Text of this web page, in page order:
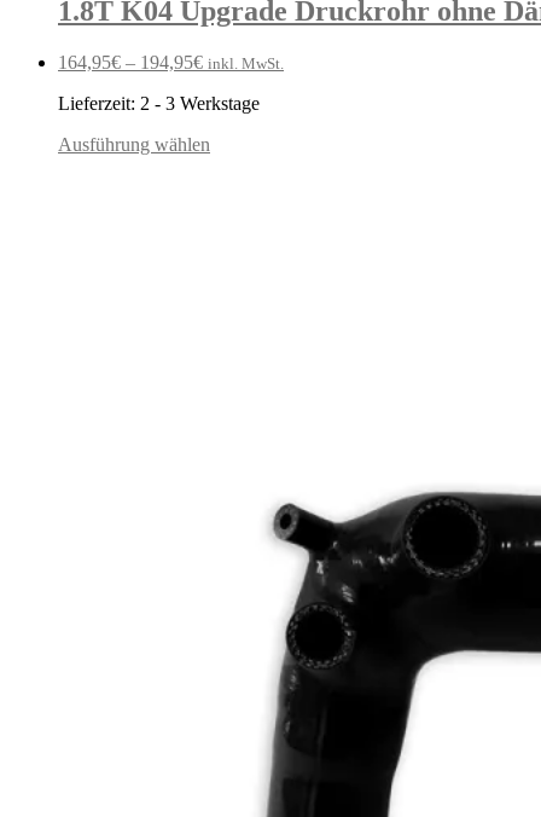
1.8T K04 Upgrade Druckrohr ohne
164,95€ – 194,95€ inkl. MwSt.
Lieferzeit: 2 - 3 Werkstage
Ausführung wählen